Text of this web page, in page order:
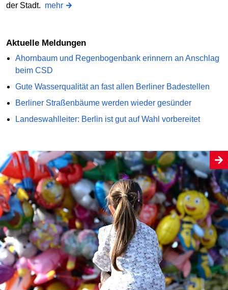
der Stadt. mehr
Aktuelle Meldungen
Ahornbaum und Regenbogenbank erinnern an Anschlag
beim CSD
Gute Wasserqualität an fast allen Berliner Badestellen
Berliner Straßenbäume werden wieder gesünder
Landeswahlleiter: Berlin ist gut auf Wahl vorbereitet